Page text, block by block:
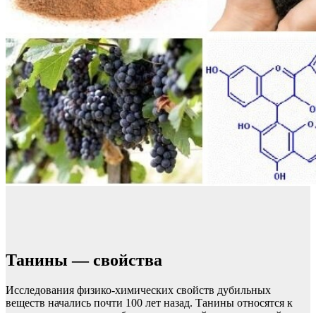
Танины — свойства
Исследования физико-химических свойств дубильных
веществ начались почти 100 лет назад. Танины относятся к